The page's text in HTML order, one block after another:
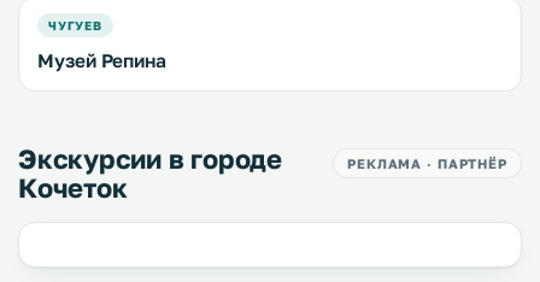
ЧУГУЕВ
Музей Репина
Экскурсии в городе
Кочеток
РЕКЛАМА · ПАРТНЁР